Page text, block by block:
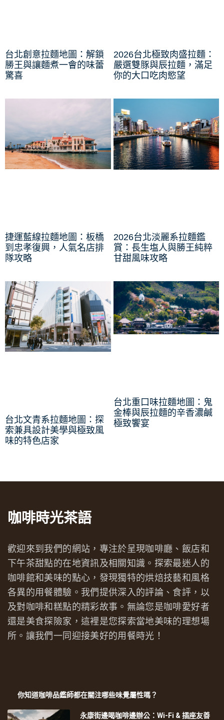
台北創意拉麵地圖：解鎖
勝王與讓麵煮一會的味蕾
驚喜
2026台北極致肉盛拉麵：
嚴選雙豚與辰拉麵，滿足
你的大口吃肉慾望
捷運藍線拉麵地圖：板橋
到忠孝復興，人氣名店排
隊攻略
2026台北淡麗系拉麵鑑
賞：長生塩人與勝王純粹
甘甜風味攻略
台北文青系拉麵地圖：探
索兼具設計美學與極致風
味的特色店家
台北重口味拉麵地圖：鬼
金棒與辰拉麵的辛香濃鹹
極致饗宴
咖啡時光茶語
歡迎來到我們的網站，專注於呈現咖啡廳、飯店和
下午茶甜點的在地資訊及相關知識。探索最迷人的
咖啡館和美味的點心，發現獨特的烘焙技藝和風格
各異的用餐體驗。我們提供深入的評論、食評，以
及對咖啡和糕點的精彩故事。無論您是咖啡愛好者
還是美食探險家，這裡是您探索當地美味的理想場
所。讓我們一同迎接美好的用餐時光！
你知道咖啡品鑑師都在關注哪些味覺屬性嗎？
永康街邊喝咖啡邊辦公：Wi-Fi & 插座友善